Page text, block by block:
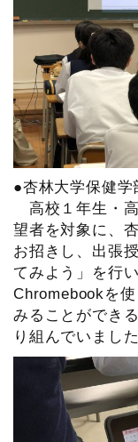
●杏林大学保健学
高校１年生・
望者を対象に、
お招きし、出張
てみよう」を行
Chromebookを
みることができ
り組んでいました